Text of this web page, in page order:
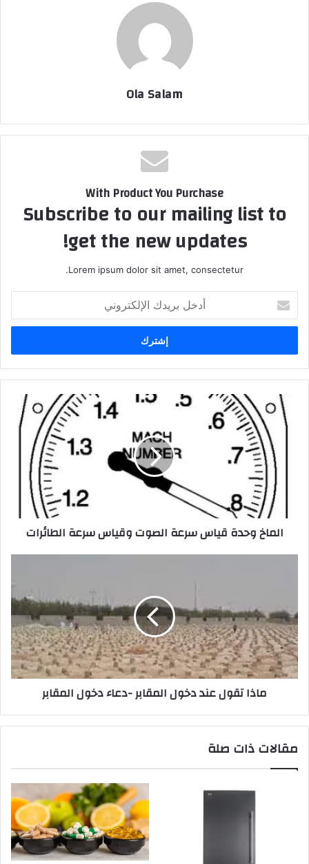
Ola Salam
With Product You Purchase
Subscribe to our mailing list to
get the new updates!
Lorem ipsum dolor sit amet, consectetur.
بريدك
الإلكتروني
الماخ وحدة قياس سرعة الصوت وقياس سرعة الطائرات
ماذا تقول عند دخول المقابر -دعاء دخول المقابر
مقالات ذات صلة